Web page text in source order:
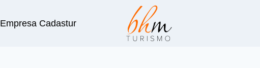
Empresa Cadastur